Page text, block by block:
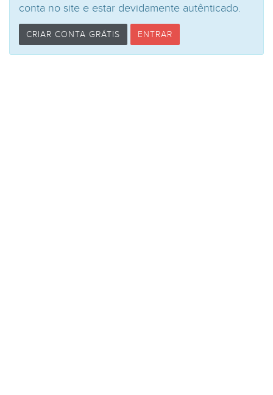
conta no site e estar devidamente autênticado.
CRIAR CONTA GRÁTIS ENTRAR